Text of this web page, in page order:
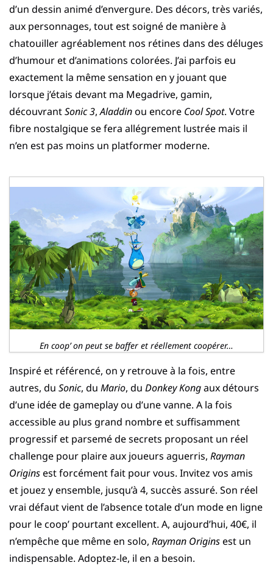
d’un dessin animé d’envergure. Des décors, très variés,
aux personnages, tout est soigné de manière à
chatouiller agréablement nos rétines dans des déluges
d’humour et d’animations colorées. J’ai parfois eu
exactement la même sensation en y jouant que
lorsque j’étais devant ma Megadrive, gamin,
découvrantSonic 3,Aladdinou encore Cool Spot. Votre
fibre nostalgique se fera allégrement lustrée mais il
n’en est pas moins un platformer moderne.
En coop’ on peut se baffer et réellement coopérer…
Inspiré et référencé, on y retrouve à la fois, entre
autres, du Sonic, du Mario, du Donkey Kongaux détours
d’une idée de gameplay ou d’une vanne. A la fois
accessible au plus grand nombre et suffisamment
progressif et parsemé de secrets proposant un réel
challenge pour plaire aux joueurs aguerris, Rayman
Originsest forcément fait pour vous. Invitez vos amis
et jouez y ensemble, jusqu’à 4, succès assuré. Son réel
vrai défaut vient de l’absence totale d’un mode en ligne
pour le coop’ pourtant excellent. A, aujourd’hui, 40€, il
n’empêche que même en solo, Rayman Originsest un
indispensable. Adoptez-le, il en a besoin.